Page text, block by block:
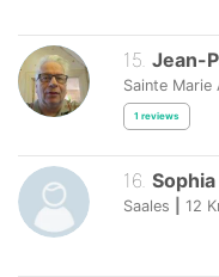
15 Jean-
Sainte Marie
1 reviews
16 Sophia
Saales 12